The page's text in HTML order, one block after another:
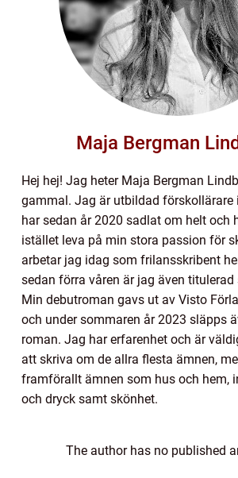
Maja Bergman
Hej hej! Jag heter Maja Bergman
gammal. Jag är utbildad förskollärare
har sedan år 2020 sadlat om helt och
istället leva på min stora passion för
arbetar jag idag som frilansskribent
sedan förra våren är jag även
Min debutroman gavs ut av Visto
och under sommaren år 2023 släpps
roman. Jag har erfarenhet och är
att skriva om de allra flesta ämnen,
framförallt ämnen som hus och hem,
och dryck samt skönhet.
The author has no published